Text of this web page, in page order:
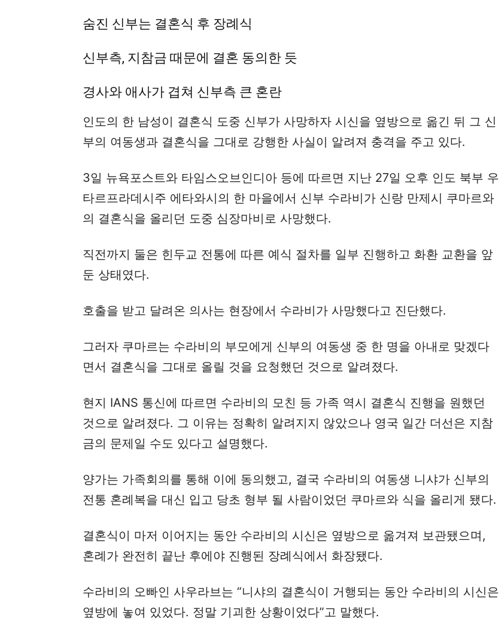
숨진 신부는 결혼식 후 장례식
신부측, 지참금 때문에 결혼 동의한 듯
경사와 애사가 겹쳐 신부측 큰 혼란
인도의 한 남성이 결혼식 도중 신부가 사망하자 시신을 옆방으로 옮긴 뒤 그 신
부의 여동생과 결혼식을 그대로 강행한 사실이 알려져 충격을 주고 있다.
3일 뉴욕포스트와 타임스오브인디아 등에 따르면 지난 27일 오후 인도 북부 우
타르프라데시주 에타와시의 한 마을에서 신부 수라비가 신랑 만제시 쿠마르와
의 결혼식을 올리던 도중 심장마비로 사망했다.
직전까지 둘은 힌두교 전통에 따른 예식 절차를 일부 진행하고 화환 교환을 앞
둔 상태였다.
호출을 받고 달려온 의사는 현장에서 수라비가 사망했다고 진단했다.
그러자 쿠마르는 수라비의 부모에게 신부의 여동생 중 한 명을 아내로 맞겠다
면서 결혼식을 그대로 올릴 것을 요청했던 것으로 알려졌다.
현지 IANS 통신에 따르면 수라비의 모친 등 가족 역시 결혼식 진행을 원했던
것으로 알려졌다. 그 이유는 정확히 알려지지 않았으나 영국 일간 더선은 지참
금의 문제일 수도 있다고 설명했다.
양가는 가족회의를 통해 이에 동의했고, 결국 수라비의 여동생 니샤가 신부의
전통 혼례복을 대신 입고 당초 형부 될 사람이었던 쿠마르와 식을 올리게 됐다.
결혼식이 마저 이어지는 동안 수라비의 시신은 옆방으로 옮겨져 보관됐으며,
혼례가 완전히 끝난 후에야 진행된 장례식에서 화장됐다.
수라비의 오빠인 사우라브는 “니샤의 결혼식이 거행되는 동안 수라비의 시신은
옆방에 놓여 있었다. 정말 기괴한 상황이었다”고 말했다.